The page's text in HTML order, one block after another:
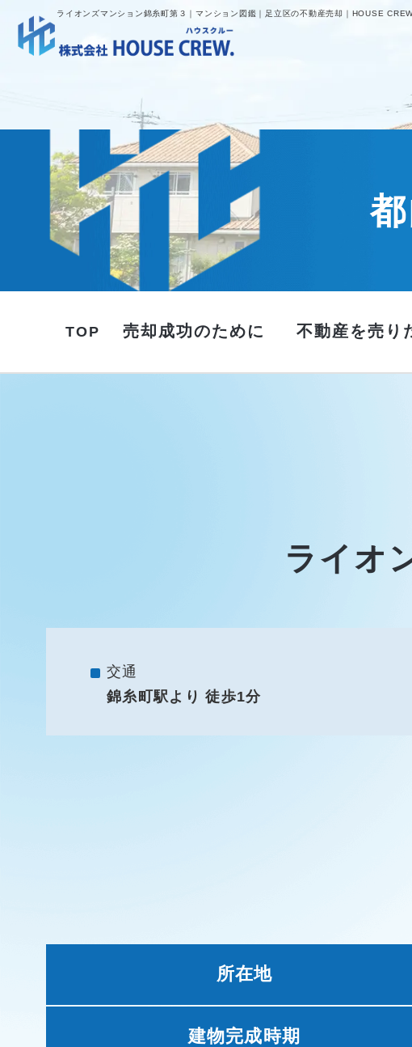
ライオンズマンション錦糸町第３｜マンション図鑑｜足立区の不動産売却｜HOUSE
TOP 売却成功のために 不動産を売り
ライオ
交通
錦糸町駅より 徒歩1分
所在地
建物完成時期